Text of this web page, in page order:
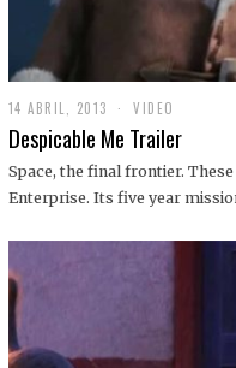
14 ABRIL, 2013
9
D
C
I
1
VIDEO
Despicable Me Trailer
Space, the final frontier.
Enterprise. Its five year